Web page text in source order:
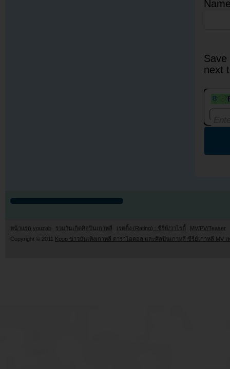
next
หน้าแรก youzab รวมวันเกิดศิลปินเกาหลี เรตติ้ง (Rating) : ซีรี่ย์/วาไรตี้
MV/PV/Teaser
Copyright © 2011 Kpop ข่าวบันเทิงเกาหลี ดาราไอดอล และศิลปินเกาหลี ซีรี่ย์เกาหลี MV